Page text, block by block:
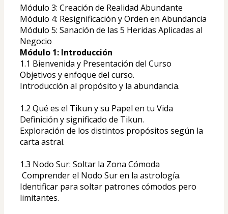
Módulo 3: Creación de Realidad Abundante
Módulo 4: Resignificación y Orden en Abundancia
Módulo 5: Sanación de las 5 Heridas Aplicadas al
Negocio
Módulo 1: Introducción
1.1 Bienvenida y Presentación del Curso
Objetivos y enfoque del curso.
Introducción al propósito y la abundancia.
1.2 Qué es el Tikun y su Papel en tu Vida
Definición y significado de Tikun.
Exploración de los distintos propósitos según la
carta astral.
1.3 Nodo Sur: Soltar la Zona Cómoda
Comprender el Nodo Sur en la astrología.
Identificar para soltar patrones cómodos pero
limitantes.